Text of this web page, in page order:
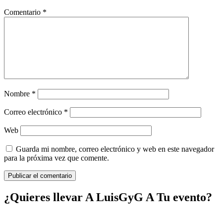
Comentario *
Nombre *
Correo electrónico *
Web
Guarda mi nombre, correo electrónico y web en este navegador
para la próxima vez que comente.
¿Quieres llevar A LuisGyG A Tu evento?